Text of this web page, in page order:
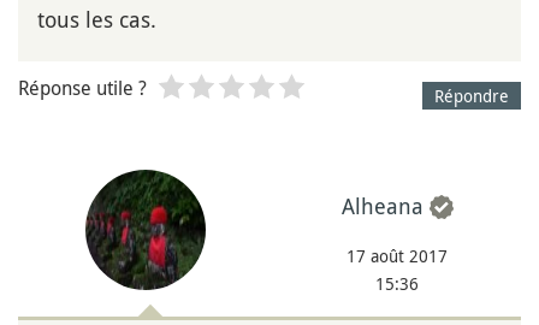
tous les cas.
Répondre
Réponse utile ?
Alheana
17 août 2017
15:36